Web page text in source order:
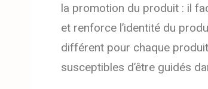
la promotion du produit : il
et renforce l’identité du
différent pour chaque
susceptibles d’être guidés